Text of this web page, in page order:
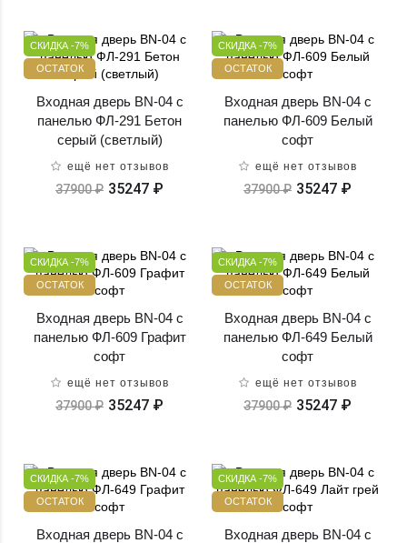
СКИДКА -7%
ОСТАТОК
Входная дверь BN-04 с
панелью ФЛ-291 Бетон
серый (светлый)
ещё нет отзывов
37900 ₽ 35247 ₽
СКИДКА -7%
ОСТАТОК
Входная дверь BN-04 с
панелью ФЛ-609 Белый
софт
ещё нет отзывов
37900 ₽ 35247 ₽
СКИДКА -7%
ОСТАТОК
Входная дверь BN-04 с
панелью ФЛ-609 Графит
софт
ещё нет отзывов
37900 ₽ 35247 ₽
СКИДКА -7%
ОСТАТОК
Входная дверь BN-04 с
панелью ФЛ-649 Белый
софт
ещё нет отзывов
37900 ₽ 35247 ₽
СКИДКА -7%
ОСТАТОК
Входная дверь BN-04 с
СКИДКА -7%
ОСТАТОК
Входная дверь BN-04 с